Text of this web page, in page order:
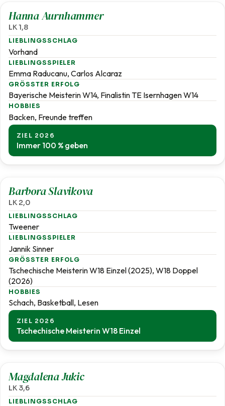
Hanna Aurnhammer
LK 1,8
LIEBLINGSSCHLAG
Vorhand
LIEBLINGSSPIELER
Emma Raducanu, Carlos Alcaraz
GRÖSSTER ERFOLG
Bayerische Meisterin W14, Finalistin TE Isernhagen W14
HOBBIES
Backen, Freunde treffen
ZIEL 2026
Immer 100 % geben
Barbora Slavikova
LK 2,0
LIEBLINGSSCHLAG
Tweener
LIEBLINGSSPIELER
Jannik Sinner
GRÖSSTER ERFOLG
Tschechische Meisterin W18 Einzel (2025), W18 Doppel
(2026)
HOBBIES
Schach, Basketball, Lesen
ZIEL 2026
Tschechische Meisterin W18 Einzel
Magdalena Jukic
LK 3,6
LIEBLINGSSCHLAG